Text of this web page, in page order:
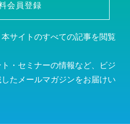
会員登録
サイトのすべての記事を閲覧
・セミナーの情報など、ビジ
たメールマガジンをお届けい